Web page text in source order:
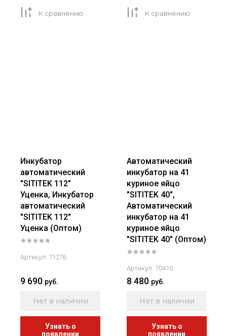
К сравнению К сравнению
Инкубатор
автоматический
"SITITEK 112"
Уценка, Инкубатор
автоматический
"SITITEK 112"
Уценка (Оптом)
Артикул: 71276
9 690 руб.
Нет в наличии
Узнать о
появлении
Автоматический
инкубатор на 41
куриное яйцо
"SITITEK 40",
Автоматический
инкубатор на 41
куриное яйцо
"SITITEK 40" (Оптом)
Артикул: 70410
8 480 руб.
Нет в наличии
Узнать о
появлении